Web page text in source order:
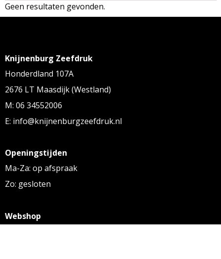
Geen resultaten gevonden.
Knijnenburg Zeefdruk
Honderdland 107A
2676 LT Maasdijk (Westland)
M: 06 34552006
E: info@knijnenburgzeefdruk.nl
Openingstijden
Ma-Za: op afspraak
Zo: gesloten
Webshop